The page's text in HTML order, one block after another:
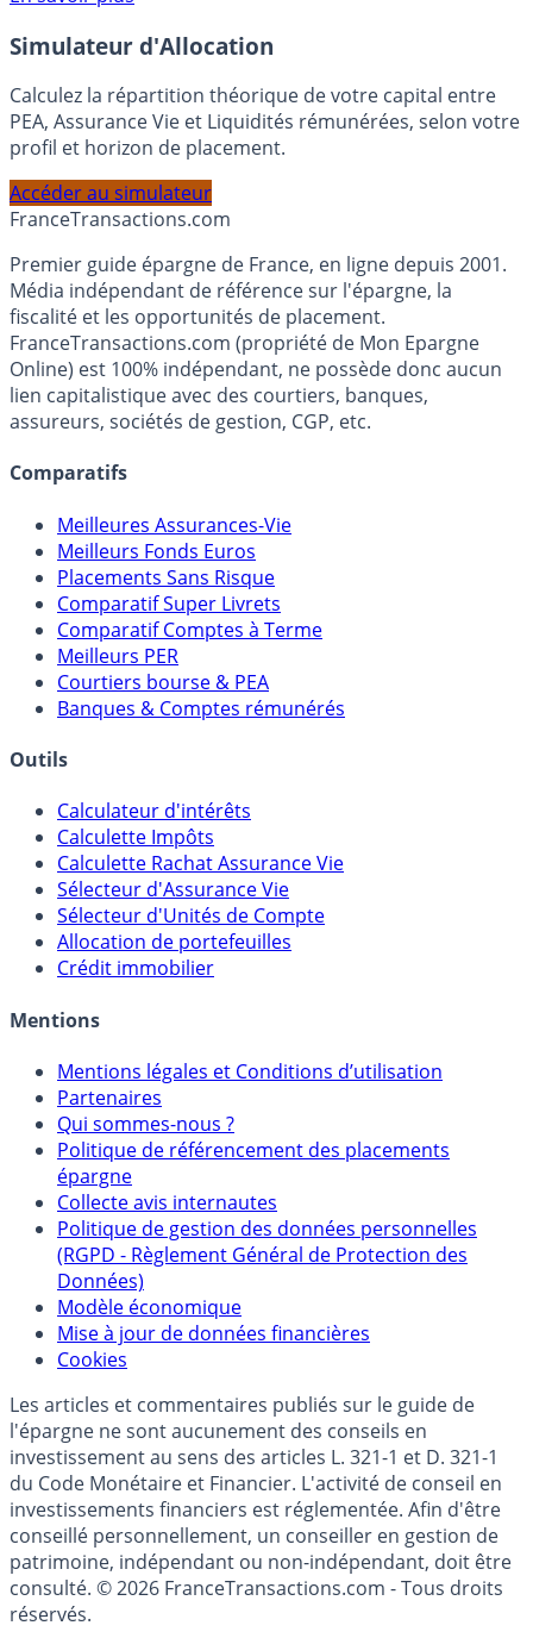
En savoir plus
Simulateur d'Allocation
Calculez la répartition théorique de votre capital entre
PEA, Assurance Vie et Liquidités rémunérées, selon votre
profil et horizon de placement.
Accéder au simulateur
FranceTransactions.com
Premier guide épargne de France, en ligne depuis 2001.
Média indépendant de référence sur l'épargne, la
fiscalité et les opportunités de placement.
FranceTransactions.com (propriété de Mon Epargne
Online) est 100% indépendant, ne possède donc aucun
lien capitalistique avec des courtiers, banques,
Meilleures Assurances-Vie
Meilleurs Fonds Euros
Placements Sans Risque
Comparatif Super Livrets
Comparatif Comptes à Terme
Meilleurs PER
Courtiers bourse & PEA
Calculateur d'intérêts
Calculette Impôts
Calculette Rachat Assurance Vie
Sélecteur d'Assurance Vie
Sélecteur d'Unités de Compte
Allocation de portefeuilles
Mentions légales et Conditions d’utilisation
Partenaires
Qui sommes-nous ?
Politique de référencement des placements
épargne
Collecte avis internautes
Politique de gestion des données personnelles
(RGPD - Règlement Général de Protection des
Données)
Modèle économique
Mise à jour de données financières
Cookies
Les articles et commentaires publiés sur le guide de
l'épargne ne sont aucunement des conseils en
investissement au sens des articles L. 321-1 et D. 321-1
du Code Monétaire et Financier. L'activité de conseil en
investissements financiers est réglementée. Afin d'être
conseillé personnellement, un conseiller en gestion de
patrimoine, indépendant ou non-indépendant, doit être
consulté. © 2026 FranceTransactions.com - Tous droits